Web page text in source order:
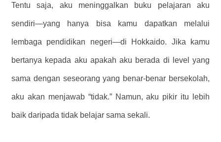
Tentu saja, aku meninggalkan buku pelajaran aku
sendiri—yang hanya bisa kamu dapatkan melalui
lembaga pendidikan negeri—di Hokkaido. Jika kamu
bertanya kepada aku apakah aku berada di level yang
sama dengan seseorang yang benar-benar bersekolah,
aku akan menjawab “tidak.” Namun, aku pikir itu lebih
baik daripada tidak belajar sama sekali.